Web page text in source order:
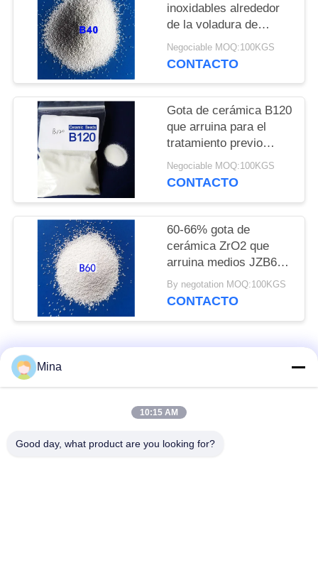
MAPA
DEL
SITIO
POLÍTICA
PRIVACIDAD
inoxidables alrededor
de la voladura de
cerámica sólida de la
gota
Negociable MOQ:100KGS
CONTACTO
Gota de cerámica B120
que arruina para el
tratamiento previo
antes de la capa por la
voladura mojada
Negociable MOQ:100KGS
CONTACTO
60-66% gota de
cerámica ZrO2 que
arruina medios JZB60
JZB80 JZB100 JZB120
para las piezas de
By negotation MOQ:100KGS
CONTACTO
Categorías Populares
Medios de voladura
Mina
10:15 AM
Good day, what product are you looking for?